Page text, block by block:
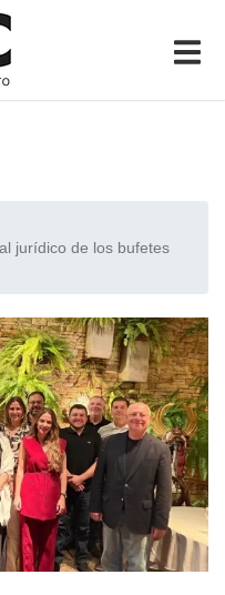
jurídico de los bufetes